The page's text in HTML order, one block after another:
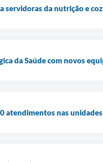
servidoras da nutrição e
da Saúde com novos
atendimentos nas